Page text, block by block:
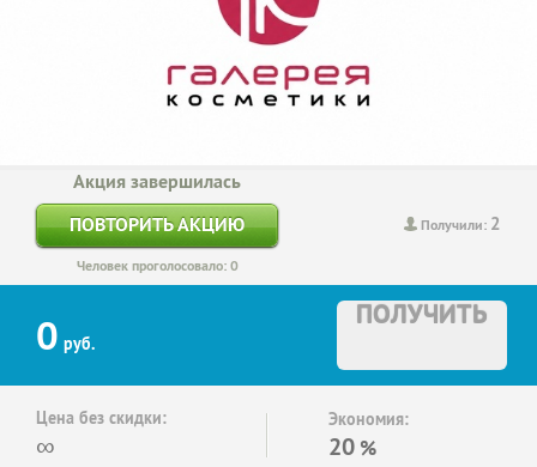
Получили: 2
Акция завершилась
ПОВТОРИТЬ АКЦИЮ
Человек проголосовало: 0
0 руб.
ПОЛУЧИТЬ
Цена без скидки:
∞
Экономия:
20 %